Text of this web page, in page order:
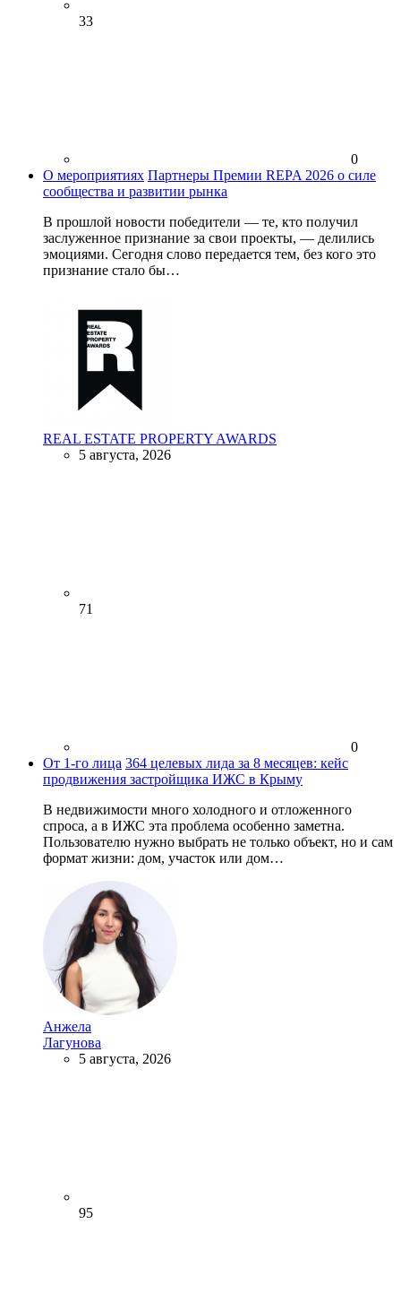
33
0
О мероприятиях Партнеры Премии REPA 2026 о силе
сообщества и развитии рынка
В прошлой новости победители — те, кто получил
заслуженное признание за свои проекты, — делились
эмоциями. Сегодня слово передается тем, без кого это
признание стало бы…
REAL ESTATE PROPERTY AWARDS
5 августа, 2026
71
0
От 1-го лица 364 целевых лида за 8 месяцев: кейс
продвижения застройщика ИЖС в Крыму
В недвижимости много холодного и отложенного
спроса, а в ИЖС эта проблема особенно заметна.
Пользователю нужно выбрать не только объект, но и сам
формат жизни: дом, участок или дом…
Анжела
Лагунова
5 августа, 2026
95